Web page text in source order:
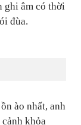
ghi âm có thời
đùa.
ào nhất, anh
khỏa